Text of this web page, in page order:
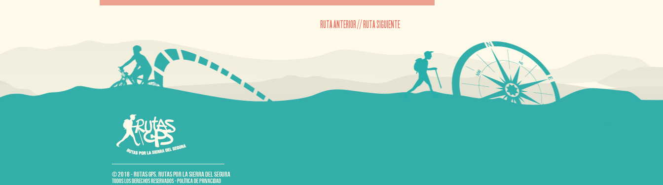
RUTA ANTERIOR//RUTA SIGUIENTE
© 2018 - RUTAS GPS. RUTAS POR LA SIERRA DEL SEGURA
TODOS LOS DERECHOS RESERVADOS - POLÍTICA DE PRIVACIDAD